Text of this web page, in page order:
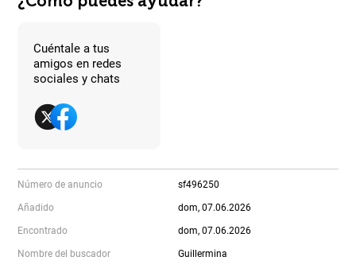
Cuéntale a tus
amigos en redes
sociales y chats
Número de anuncio sf496250
Añadido dom, 07.06.2026
Encontrado dom, 07.06.2026
Nombre del buscador Guillermina